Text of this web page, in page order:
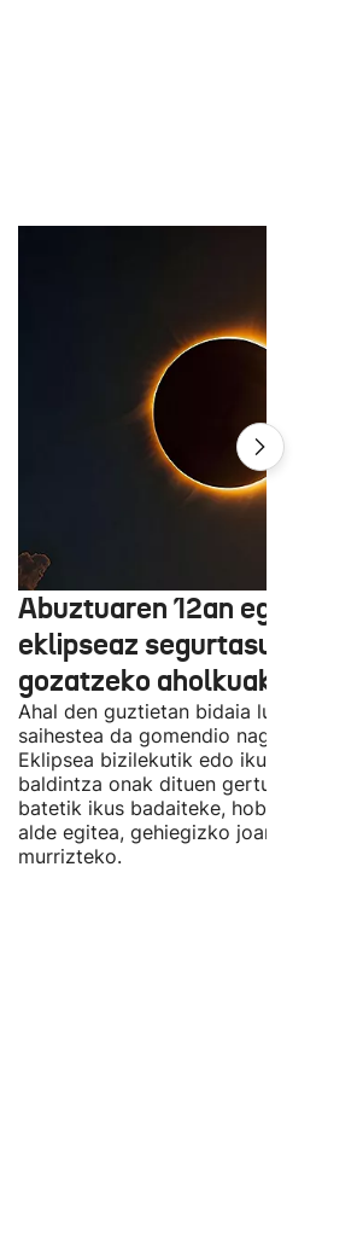
Abuztuaren 12an eguzki
eklipseaz segurtasunez
gozatzeko aholkuak
Ahal den guztietan bidaia luzeak
saihestea da gomendio nagusia.
Eklipsea bizilekutik edo ikuspen-
baldintza onak dituen gertuko
batetik ikus badaiteke, hobe da
alde egitea, gehiegizko joan-etorriak
murrizteko.